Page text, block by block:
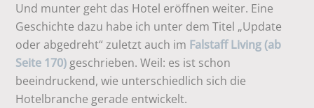
Und munter geht das Hotel eröffnen weiter. Eine
Geschichte dazu habe ich unter dem Titel „Update
oder abgedreht“ zuletzt auch im Falstaff Living (ab
Seite 170) geschrieben. Weil: es ist schon
beeindruckend, wie unterschiedlich sich die
Hotelbranche gerade entwickelt.